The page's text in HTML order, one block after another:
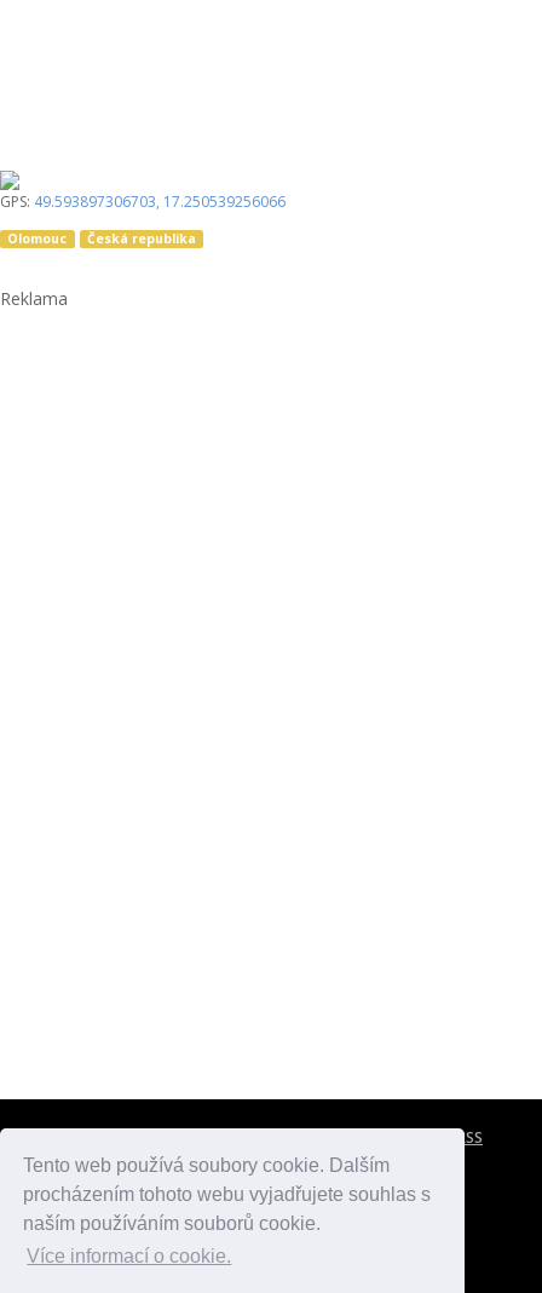
Tento web používá soubory cookie. Dalším
procházením tohoto webu vyjadřujete souhlas s
naším používáním souborů cookie.
Více informací o cookie.
GPS: 49.593897306703, 17.250539256066
Olomouc Česká republika
Reklama
RSS
atlaspamatek.info